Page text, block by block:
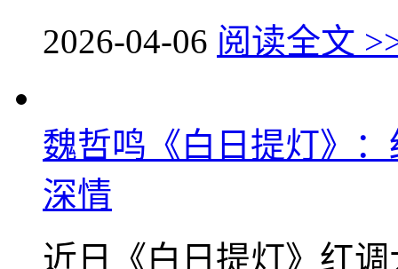
2026-04-06 阅读全文
魏哲鸣《白日提灯》
深情
近日《白日提灯》红